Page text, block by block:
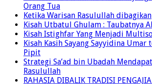
Kisah Nabi Sulaiman dan Anak yang
Orang Tua
Ketika Warisan Rasulullah dibagikan
Kisah Utbatul Ghulam : Taubatnya
Kisah Istighfar Yang Menjadi
Kisah Kasih Sayang Sayyidina Umar
Pipit
Strategi Sa’ad bin Ubadah
Rasulullah